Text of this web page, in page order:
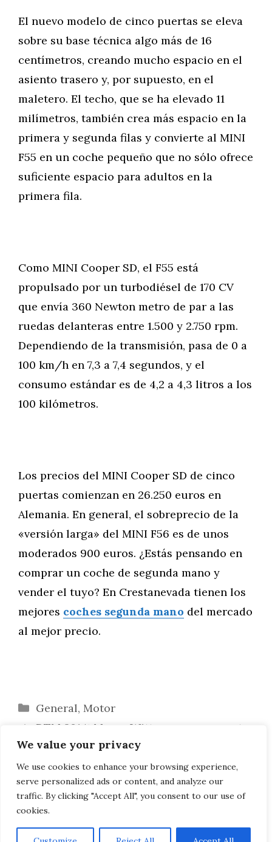
We value your privacy
We use cookies to enhance your browsing experience,
serve personalized ads or content, and analyze our
traffic. By clicking "Accept All", you consent to our use of
cookies.
El nuevo modelo de cinco puertas se eleva
sobre su base técnica algo más de 16
centímetros, creando mucho espacio en el
asiento trasero y, por supuesto, en el
maletero. El techo, que se ha elevado 11
milímetros, también crea más espacio en la
primera y segunda filas y convierte al MINI
F55 en un coche pequeño que no sólo ofrece
suficiente espacio para adultos en la
primera fila.
Como MINI Cooper SD, el F55 está
propulsado por un turbodiésel de 170 CV
que envía 360 Newton metro de par a las
ruedas delanteras entre 1.500 y 2.750 rpm.
Dependiendo de la transmisión, pasa de 0 a
100 km/h en 7,3 a 7,4 segundos, y el
consumo estándar es de 4,2 a 4,3 litros a los
100 kilómetros.
Los precios del MINI Cooper SD de cinco
puertas comienzan en 26.250 euros en
Alemania. En general, el sobreprecio de la
«versión larga» del MINI F56 es de unos
moderados 900 euros. ¿Estás pensando en
comprar un coche de segunda mano y
vender el tuyo? En Crestanevada tienen los
mejores coches segunda mano del mercado
al mejor precio.
Categorías
General, Motor
DTM 2014: Marco Wittmann como punto
brillante de BMW en la clasificación
DTM 2014: ¡El piloto de BMW Marco
Wittmann nuevo campeón del DTM!